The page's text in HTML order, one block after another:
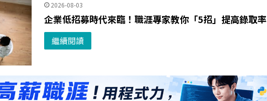
2026-08-03
企業低招募時代來臨！職涯專家教你「5招」提高錄取率
繼續閱讀